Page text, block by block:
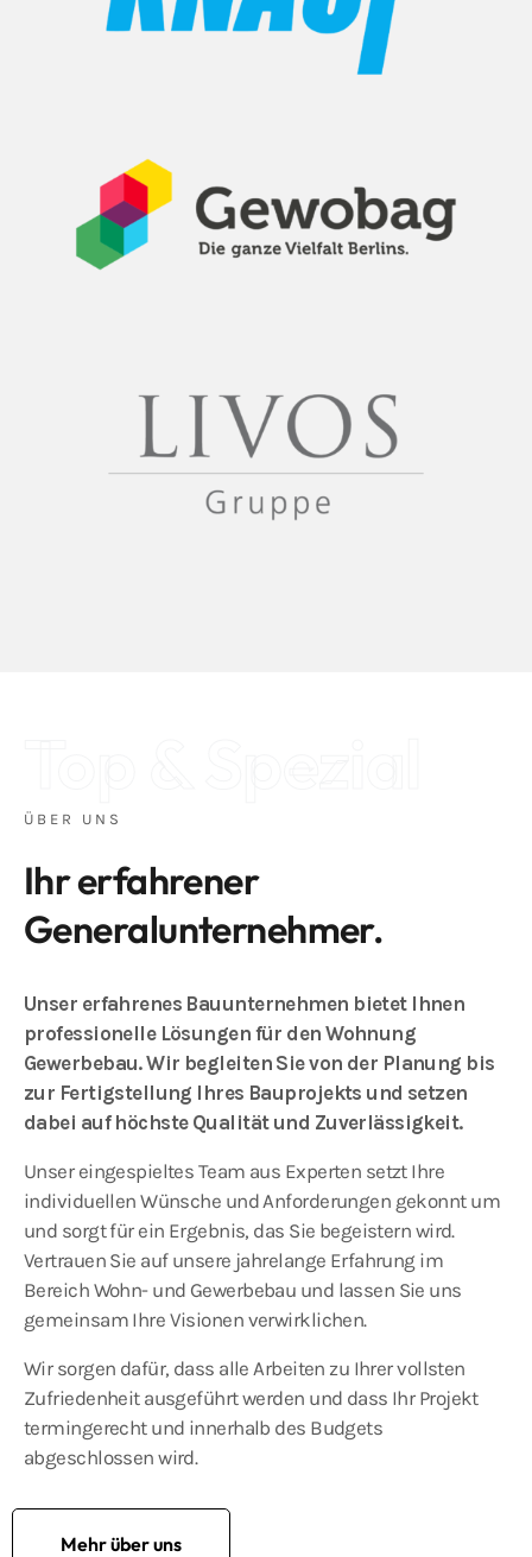
ÜBER UNS
Ihr erfahrener
Generalunternehmer.
Unser erfahrenes Bauunternehmen bietet Ihnen
professionelle Lösungen für den Wohnung
Gewerbebau. Wir begleiten Sie von der Planung bis
zur Fertigstellung Ihres Bauprojekts und setzen
dabei auf höchste Qualität und Zuverlässigkeit.
Unser eingespieltes Team aus Experten setzt Ihre
individuellen Wünsche und Anforderungen gekonnt um
und sorgt für ein Ergebnis, das Sie begeistern wird.
Vertrauen Sie auf unsere jahrelange Erfahrung im
Bereich Wohn- und Gewerbebau und lassen Sie uns
gemeinsam Ihre Visionen verwirklichen.
Wir sorgen dafür, dass alle Arbeiten zu Ihrer vollsten
Zufriedenheit ausgeführt werden und dass Ihr Projekt
termingerecht und innerhalb des Budgets
abgeschlossen wird.
Mehr über uns